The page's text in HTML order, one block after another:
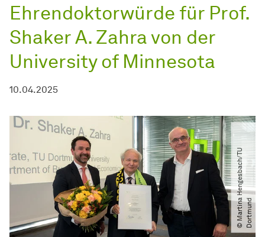
Ehrendoktorwürde für Prof.
Shaker A. Zahra von der
University of Minnesota
10.04.2025
©
M
a
r
t
i
na
H
e
n
g
e
s
b
a
c
h​
/​
T
U
D
o
r
t
m
u
nd